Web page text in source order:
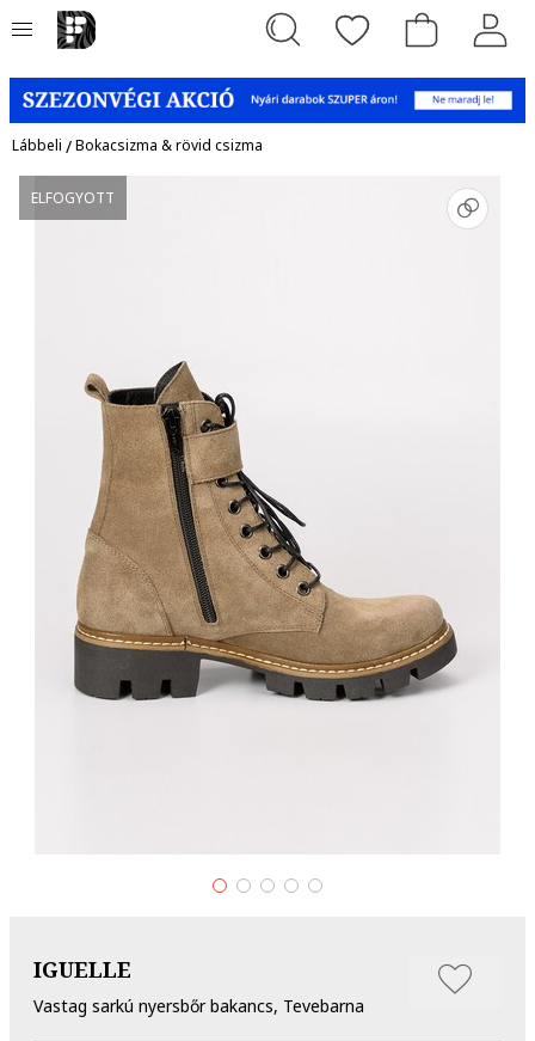
Lábbeli /Bokacsizma & rövid csizma
ELFOGYOTT
IGUELLE
Vastag sarkú nyersbőr bakancs, Tevebarna